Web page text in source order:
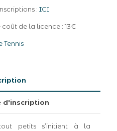
: ICI
de la licence : 13€
Tennis
d'inscription
petits s’initient à la